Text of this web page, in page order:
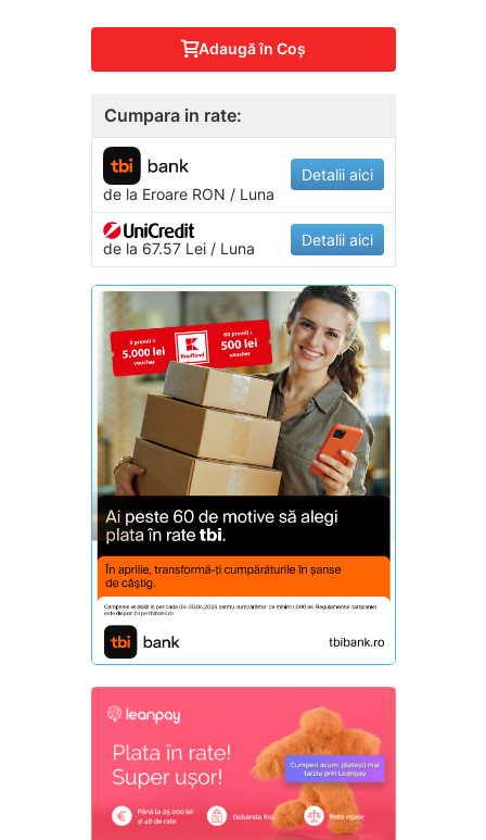
Adaugă în Coş
Cumpara in rate:
de la EroareRON / Luna
Detalii aici
de la 67.57 Lei / Luna Detalii aici